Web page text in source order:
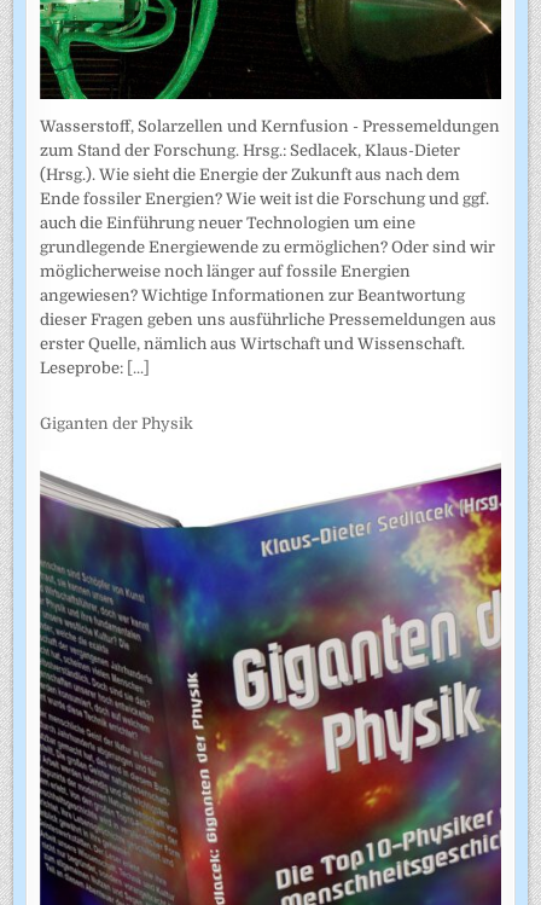
Wasserstoff, Solarzellen und Kernfusion - Pressemeldungen
zum Stand der Forschung. Hrsg.: Sedlacek, Klaus-Dieter
(Hrsg.). Wie sieht die Energie der Zukunft aus nach dem
Ende fossiler Energien? Wie weit ist die Forschung und ggf.
auch die Einführung neuer Technologien um eine
grundlegende Energiewende zu ermöglichen? Oder sind wir
möglicherweise noch länger auf fossile Energien
angewiesen? Wichtige Informationen zur Beantwortung
dieser Fragen geben uns ausführliche Pressemeldungen aus
erster Quelle, nämlich aus Wirtschaft und Wissenschaft.
Leseprobe: [...]
Giganten der Physik